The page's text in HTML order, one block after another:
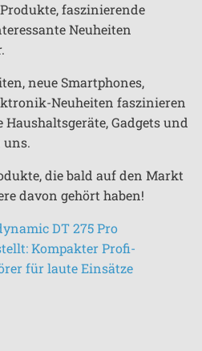
faszinierende
Neuheiten
neue Smartphones,
Neuheiten faszinieren
Gadgets und
die bald auf den Markt
davon gehört haben!
DT 275 Pro
Kompakter Profi-
für laute Einsätze